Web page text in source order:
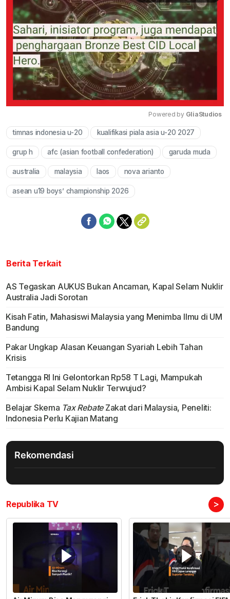
Mute
Powered by GliaStudios
timnas indonesia u-20 kualifikasi piala asia u-20 2027
grup h afc (asian football confederation) garuda muda
australia malaysia laos nova arianto
asean u19 boys’ championship 2026
Berita Terkait
AS Tegaskan AUKUS Bukan Ancaman, Kapal Selam Nuklir
Australia Jadi Sorotan
Kisah Fatin, Mahasiswi Malaysia yang Menimba Ilmu di UM
Bandung
Pakar Ungkap Alasan Keuangan Syariah Lebih Tahan
Krisis
Tetangga RI Ini Gelontorkan Rp58 T Lagi, Mampukah
Ambisi Kapal Selam Nuklir Terwujud?
Belajar Skema Tax RebateZakat dari Malaysia, Peneliti:
Indonesia Perlu Kajian Matang
Rekomendasi
Republika TV >